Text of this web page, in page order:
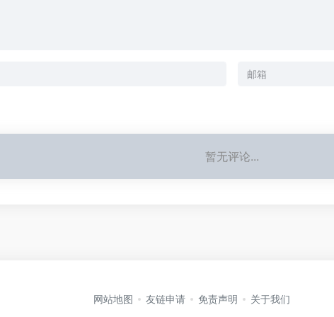
暂无评论...
网站地图 友链申请 免责声明 关于我们